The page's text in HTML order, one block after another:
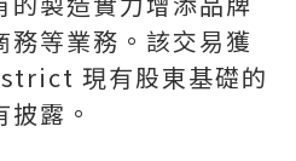
務等業務。該交易獲
現有股東基礎的
露。